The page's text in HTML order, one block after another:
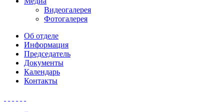
Видеогалерея
Фотогалерея
Об отделе
Информация
Председатель
Документы
Календарь
Контакты